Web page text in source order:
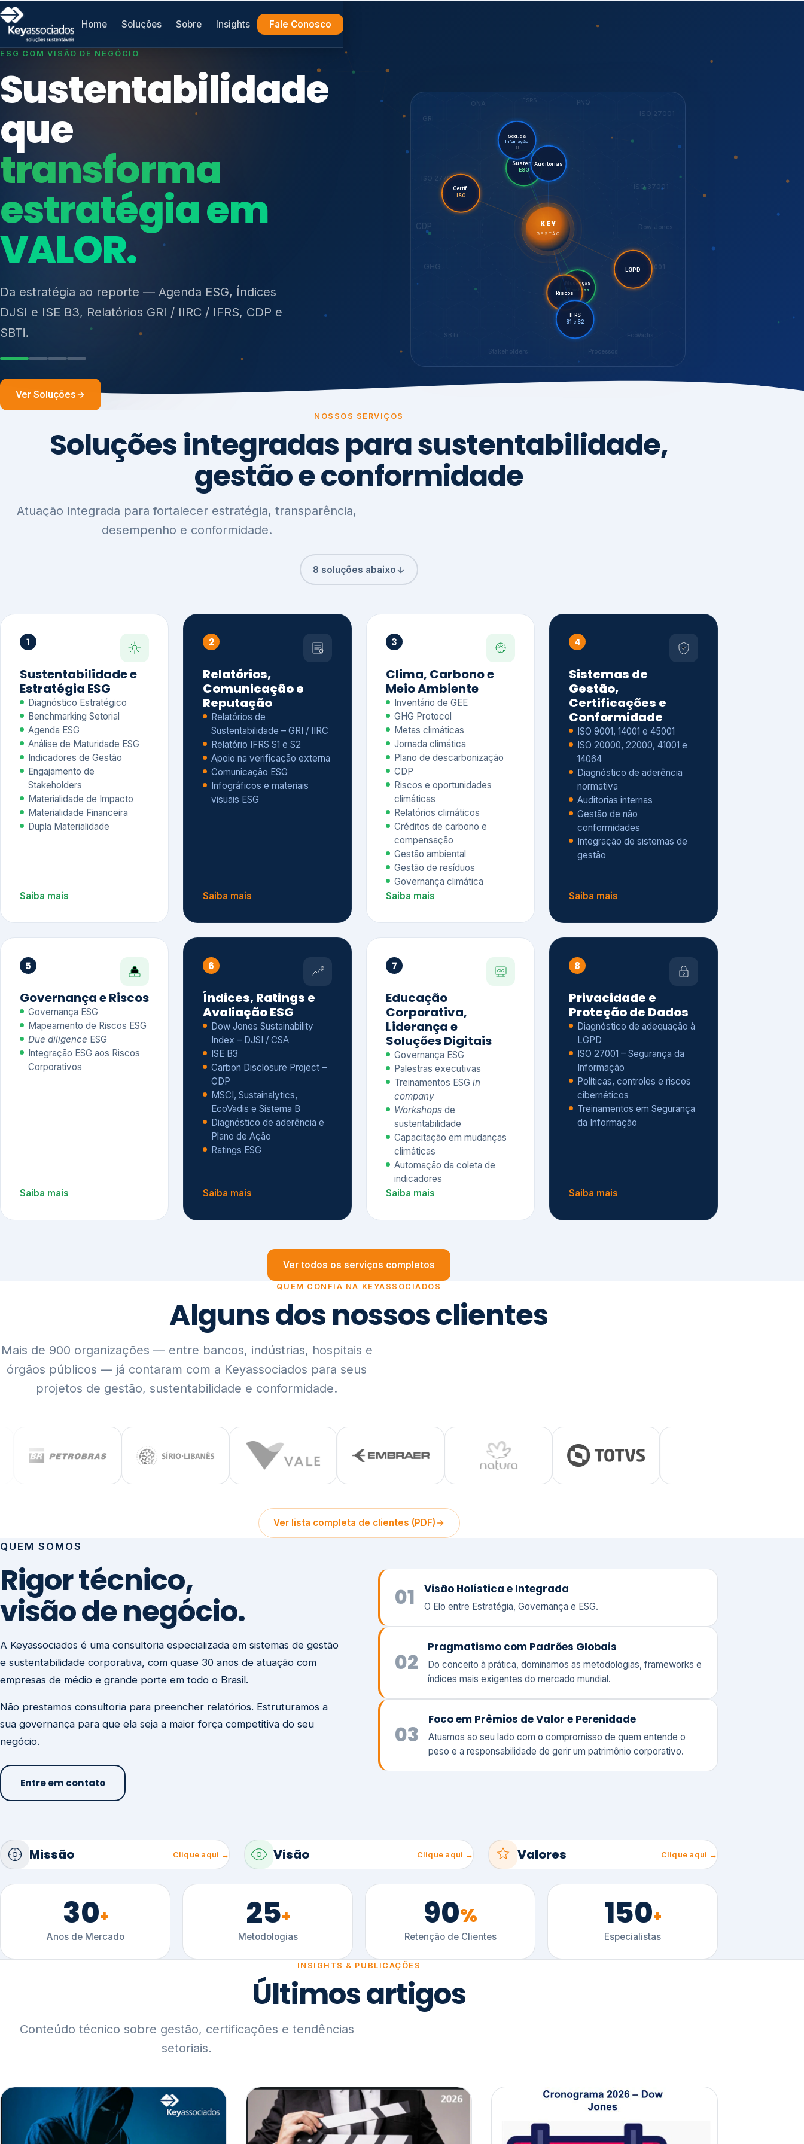
Home Soluções Sobre Insights Fale Conosco
SISTEMAS DE GESTÃO OTIMIZADOS E INTEGRADOS
Conformidade
que
protege seu
negócio.
Consultoria, auditoria e treinamentos em ISO 27001,
14001, ISO 45001, ONA e PNQ — Gestão de resíduos
sólidos (PGRS/PMGRS).
Índices de Mercado
Reputação e Cadeia
Ver Soluções
GRI
ISO 27001
ISO 27701
ISO 37001
GHG ISO 14001
ONA PNQ
Stakeholders Processos
ESRS
CDP Dow Jones
SBTi EcoVadis
Sustent.
ESG
Auditorias
Mudanças
Climáticas
Riscos
Certif.
Seg. da
Informação
LGPD
S1 e S2
KEY
GESTÃO
NOSSOS SERVIÇOS
Soluções integradas para sustentabilidade,
gestão e conformidade
Atuação integrada para fortalecer estratégia, transparência,
desempenho e conformidade.
8 soluções abaixo
1
Sustentabilidade e
Estratégia ESG
Diagnóstico Estratégico
Benchmarking Setorial
Agenda ESG
Análise de Maturidade ESG
Indicadores de Gestão
Engajamento de
Stakeholders
Materialidade de Impacto
Materialidade Financeira
Dupla Materialidade
Saiba mais
2
Relatórios,
Comunicação e
Reputação
Relatórios de
Sustentabilidade – GRI / IIRC
Relatório IFRS S1 e S2
Apoio na verificação externa
Comunicação ESG
Infográficos e materiais
visuais ESG
Saiba mais
3
Clima, Carbono e
Meio Ambiente
Inventário de GEE
GHG Protocol
Metas climáticas
Jornada climática
Plano de descarbonização
CDP
Riscos e oportunidades
climáticas
Relatórios climáticos
Créditos de carbono e
compensação
Gestão ambiental
Gestão de resíduos
Governança climática
Saiba mais
4
Sistemas de
Gestão,
Certificações e
Conformidade
ISO 9001, 14001 e 45001
ISO 20000, 22000, 41001 e
14064
Diagnóstico de aderência
normativa
Auditorias internas
Gestão de não
conformidades
Integração de sistemas de
gestão
Saiba mais
5
Governança e Riscos
Governança ESG
Mapeamento de Riscos ESG
Due diligence ESG
Integração ESG aos Riscos
Corporativos
Saiba mais
6
Índices, Ratings e
Avaliação ESG
Dow Jones Sustainability
Index – DJSI / CSA
ISE B3
Carbon Disclosure Project –
CDP
MSCI, Sustainalytics,
EcoVadis e Sistema B
Diagnóstico de aderência e
Plano de Ação
Ratings ESG
Saiba mais
7
Educação
Corporativa,
Liderança e
Soluções Digitais
Governança ESG
Palestras executivas
Treinamentos ESG in
company
Workshops de
sustentabilidade
Capacitação em mudanças
climáticas
Automação da coleta de
indicadores
Saiba mais
8
Privacidade e
Proteção de Dados
Diagnóstico de adequação à
LGPD
ISO 27001 – Segurança da
Informação
Políticas, controles e riscos
cibernéticos
Treinamentos em Segurança
da Informação
Saiba mais
Ver todos os serviços completos
QUEM CONFIA NA KEYASSOCIADOS
Alguns dos nossos clientes
Mais de 900 organizações — entre bancos, indústrias, hospitais e
órgãos públicos — já contaram com a Keyassociados para seus
projetos de gestão, sustentabilidade e conformidade.
Ver lista completa de clientes (PDF)
QUEM SOMOS
Rigor técnico,
visão de negócio.
A Keyassociados é uma consultoria especializada em sistemas de gestão
e sustentabilidade corporativa, com quase 30 anos de atuação com
empresas de médio e grande porte em todo o Brasil.
Não prestamos consultoria para preencher relatórios. Estruturamos a
sua governança para que ela seja a maior força competitiva do seu
negócio.
Entre em contato
01 Visão Holística e Integrada
O Elo entre Estratégia, Governança e ESG.
02
Pragmatismo com Padrões Globais
Do conceito à prática, dominamos as metodologias, frameworks e
índices mais exigentes do mercado mundial.
03
Foco em Prêmios de Valor e Perenidade
Atuamos ao seu lado com o compromisso de quem entende o
peso e a responsabilidade de gerir um patrimônio corporativo.
Missão Clique aqui → Visão Clique aqui → Valores Clique aqui →
30+
Anos de Mercado
25+
Metodologias
90%
Retenção de Clientes
150+
Especialistas
INSIGHTS & PUBLICAÇÕES
Últimos artigos
Conteúdo técnico sobre gestão, certificações e tendências
setoriais.